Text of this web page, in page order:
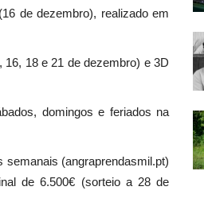
de dezembro), realizado em
16, 18 e 21 de dezembro) e 3D
domingos e feriados na
semanais (angraprendasmil.pt)
de 6.500€ (sorteio a 28 de